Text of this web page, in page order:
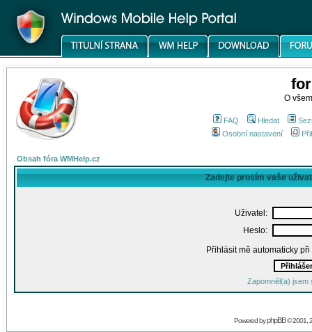
O
FAQ Hledat
Osobní nastavení
Obsah fóra WMHelp.cz
Zadejte prosím vaše
Uživatel:
Heslo:
Přihlásit mě automaticky
Zapomněl(a) jsem
Powered byphpBB© 2001,